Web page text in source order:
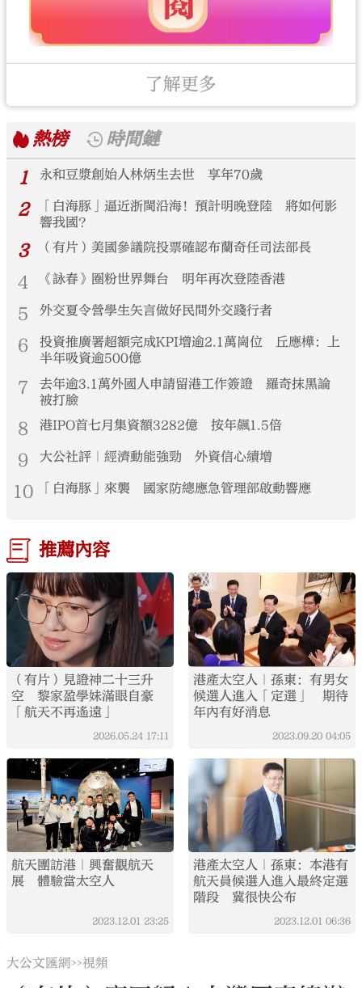
了解更多
熱榜
時間鏈
1
永和豆漿創始人林炳生去世 享年70歲
2
「白海豚」逼近浙閩沿海！預計明晚登陸 將如何影
響我國？
3 （有片）美國參議院投票確認布蘭奇任司法部長
4 《詠春》圈粉世界舞台 明年再次登陸香港
5 外交夏令營學生矢言做好民間外交踐行者
6
投資推廣署超額完成KPI增逾2.1萬崗位 丘應樺：上
半年吸資逾500億
7
去年逾3.1萬外國人申請留港工作簽證 羅奇抹黑論
被打臉
8 港IPO首七月集資額3282億 按年飆1.5倍
9 大公社評｜經濟動能強勁 外資信心續增
10 「白海豚」來襲 國家防總應急管理部啟動響應
推薦內容
（有片）見證神二十三升
空 黎家盈學妹滿眼自豪
「航天不再遙遠」
2026.05.24 17:11
港產太空人｜孫東：有男女
候選人進入「定選」 期待
年內有好消息
2023.09.20 04:05
航天團訪港｜興奮觀航天
展 體驗當太空人
2023.12.01 23:25
港產太空人｜孫東：本港有
航天員候選人進入最終定選
階段 冀很快公布
2023.12.01 06:36
大公文匯網>>視頻